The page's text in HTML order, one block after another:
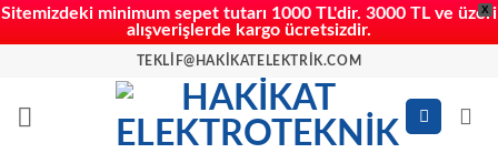
X
Sitemizdeki minimum sepet tutarı 1000 TL'dir. 3000 TL ve üzeri
alışverişlerde kargo ücretsizdir.
TEKLIF@HAKIKATELEKTRIK.COM